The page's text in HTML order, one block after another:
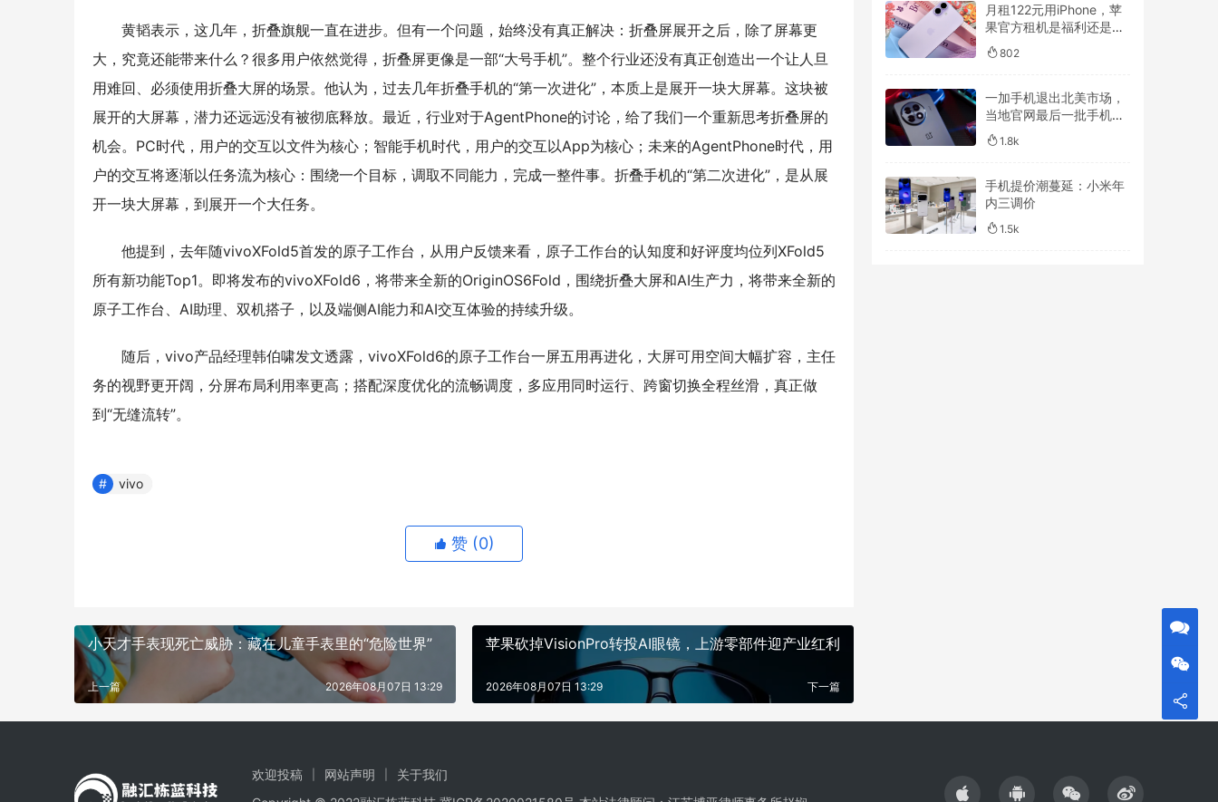
黄韬表示，这几年，折叠旗舰一直在进步。但有一个问题，始终没有真正解决：折叠屏展开之后，除了屏幕更
大，究竟还能带来什么？很多用户依然觉得，折叠屏更像是一部“大号手机”。整个行业还没有真正创造出一个让人旦
用难回、必须使用折叠大屏的场景。他认为，过去几年折叠手机的“第一次进化”，本质上是展开一块大屏幕。这块被
展开的大屏幕，潜力还远远没有被彻底释放。最近，行业对于AgentPhone的讨论，给了我们一个重新思考折叠屏的
机会。PC时代，用户的交互以文件为核心；智能手机时代，用户的交互以App为核心；未来的AgentPhone时代，用
户的交互将逐渐以任务流为核心：围绕一个目标，调取不同能力，完成一整件事。折叠手机的“第二次进化”，是从展
开一块大屏幕，到展开一个大任务。
他提到，去年随vivoXFold5首发的原子工作台，从用户反馈来看，原子工作台的认知度和好评度均位列XFold5
所有新功能Top1。即将发布的vivoXFold6，将带来全新的OriginOS6Fold，围绕折叠大屏和AI生产力，将带来全新的
原子工作台、AI助理、双机搭子，以及端侧AI能力和AI交互体验的持续升级。
随后，vivo产品经理韩伯啸发文透露，vivoXFold6的原子工作台一屏五用再进化，大屏可用空间大幅扩容，主任
务的视野更开阔，分屏布局利用率更高；搭配深度优化的流畅调度，多应用同时运行、跨窗切换全程丝滑，真正做
到“无缝流转”。
vivo
赞 (0)
小天才手表现死亡威胁：藏在儿童手表里的“危险世界”
上一篇 2026年08月07日 13:29
苹果砍掉VisionPro转投AI眼镜，上游零部件迎产业红利
下一篇
2026年08月07日 13:29
月租122元用iPhone，苹
果官方租机是福利还是套
路？
802
一加手机退出北美市场，
当地官网最后一批手机售
罄
1.8k
手机提价潮蔓延：小米年
内三调价
1.5k
欢迎投稿 网站声明
关于我们